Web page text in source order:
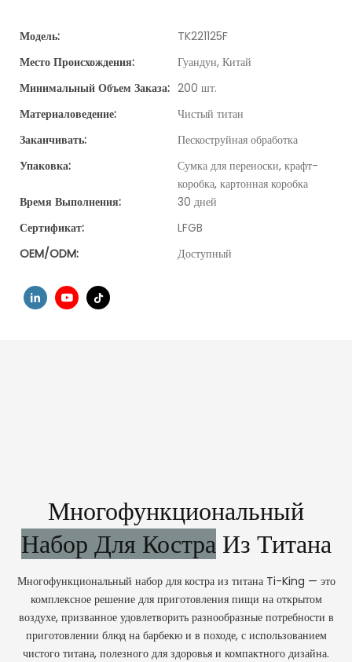
Модель:
TK221125F
Место Происхождения:
Гуандун, Китай
Минимальный Объем Заказа: 200 шт.
Материаловедение:
Чистый титан
Заканчивать:
Пескоструйная обработка
Упаковка:
Сумка для переноски, крафт-
коробка, картонная коробка
Время Выполнения:
30 дней
Сертификат:
LFGB
OEM/ODM:
Доступный
Многофункциональный
Набор Для КостраИз Титана
Многофункциональный набор для костра из титана Ti-King — это
комплексное решение для приготовления пищи на открытом
воздухе, призванное удовлетворить разнообразные потребности в
приготовлении блюд на барбекю и в походе, с использованием
чистого титана, полезного для здоровья и компактного дизайна.